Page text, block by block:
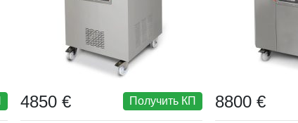
4850 € Получить КП 8800 €